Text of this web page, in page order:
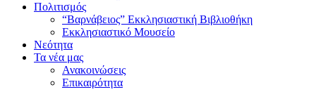
Πολιτισμός
“Βαρνάβειος” Εκκλησιαστική Βιβλιοθήκη
Εκκλησιαστικό Μουσείο
Νεότητα
Τα νέα μας
Ανακοινώσεις
Επικαιρότητα